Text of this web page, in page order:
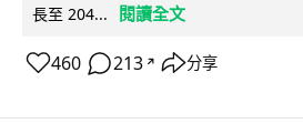
長至 204...
閱讀全文
460 213 ↗ 分享